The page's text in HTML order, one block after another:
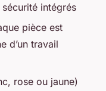
intégrés
pièce est
d’un travail
rose ou jaune)